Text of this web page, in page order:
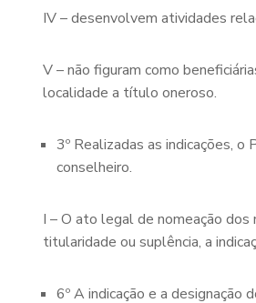
IV – desenvolvem atividades
V – não figuram como
localidade a título oneroso.
3º Realizadas as indicações,
conselheiro.
I – O ato legal de nomeação
titularidade ou suplência, a
6º A indicação e a designação